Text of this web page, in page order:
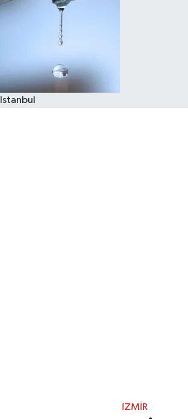
Istanbul
IZMIR